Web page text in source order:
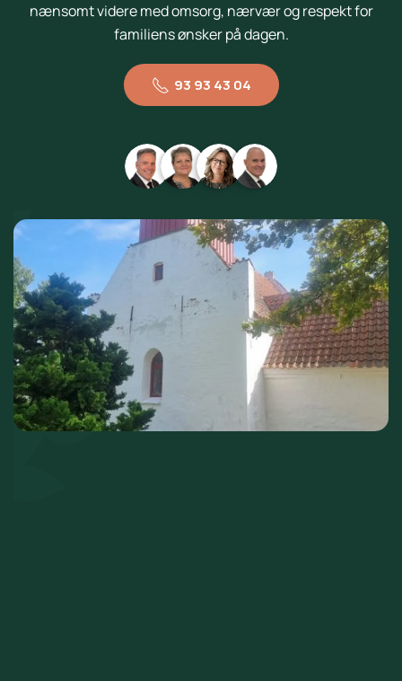
nænsomt videre med omsorg, nærvær og respekt for
familiens ønsker på dagen.
93 93 43 04